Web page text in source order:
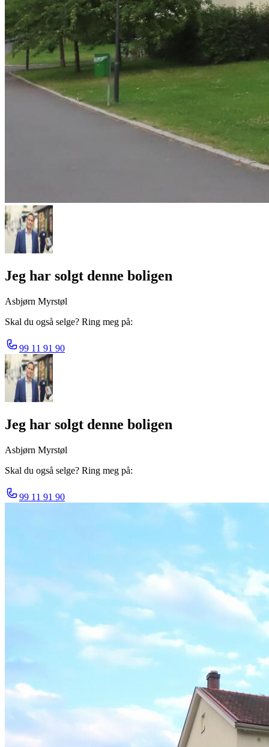
Jeg har solgt denne boligen
Asbjørn Myrstøl
Skal du også selge? Ring meg på:
99 11 91 90
Jeg har solgt denne boligen
Asbjørn Myrstøl
Skal du også selge? Ring meg på:
99 11 91 90